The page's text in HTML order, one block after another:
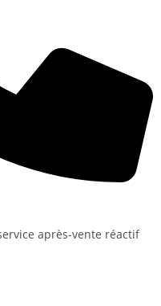
après-vente réactif